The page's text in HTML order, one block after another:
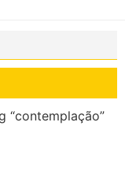
“contemplação”